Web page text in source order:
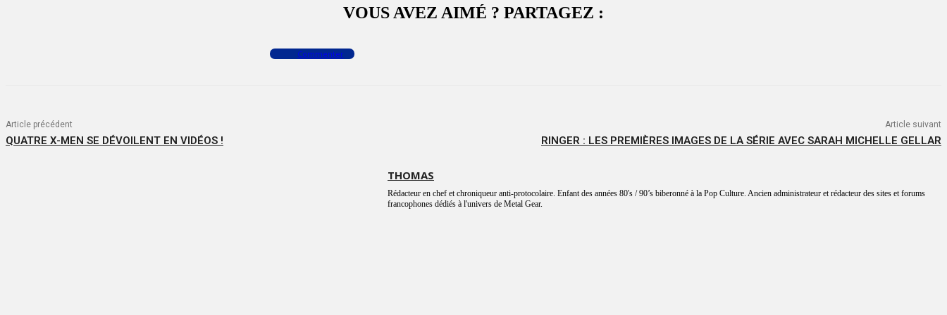
VOUS AVEZ AIMÉ ? PARTAGEZ :
Commenter
Article précédent
QUATRE X-MEN SE DÉVOILENT EN VIDÉOS !
Article suivant
RINGER : LES PREMIÈRES IMAGES DE LA SÉRIE AVEC SARAH MICHELLE GELLAR
THOMAS
Rédacteur en chef et chroniqueur anti-protocolaire. Enfant des années 80's / 90’s biberonné à la Pop Culture. Ancien administrateur et rédacteur des sites et forums
francophones dédiés à l'univers de Metal Gear.